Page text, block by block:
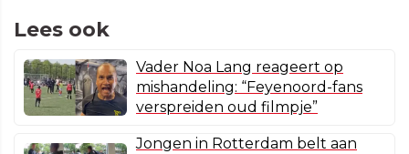
Lees ook
Vader Noa Lang reageert op
mishandeling: “Feyenoord-fans
verspreiden oud filmpje”
Jongen in Rotterdam belt aan